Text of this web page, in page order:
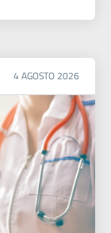
4 AGOSTO 2026